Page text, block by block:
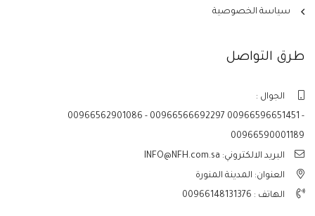
سياسة الخصوصية
طرق التواصل
الجوال :
00966562901086 - 00966566692297 00966596651451 -
00966590001189
البريد الالكتروني: INFO@NFH.com.sa
العنوان: المدينة المنورة
الهاتف : 00966148131376